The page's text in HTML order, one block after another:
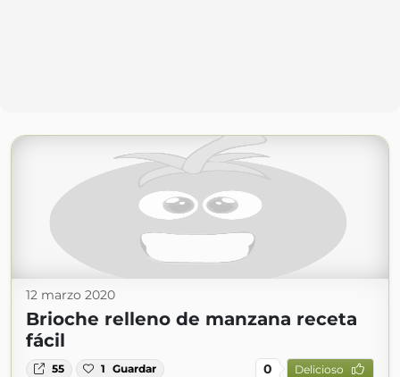
12 marzo 2020
Brioche relleno de manzana receta
fácil
55 1 Guardar 0 Delicioso